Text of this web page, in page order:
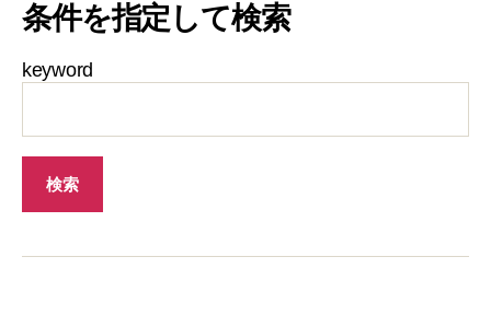
条件を指定して検索
keyword